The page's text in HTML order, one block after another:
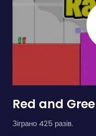
Red and
Зіграно 425 разів.